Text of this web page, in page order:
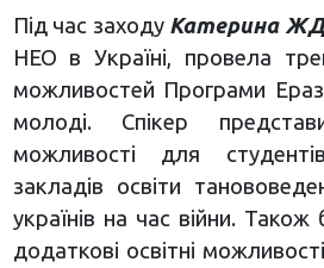
Під час заходу Катерина
НЕО в Україні, провела
можливостей Програми
молоді. Спікер
можливості для
закладів освіти
українів на час війни.
додаткові освітні